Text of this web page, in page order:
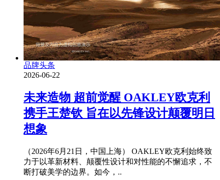
品牌头条
2026-06-22
未来造物 超前觉醒 OAKLEY欧克利
携手王楚钦 旨在以先锋设计颠覆明日
想象
（2026年6月21日，中国上海） OAKLEY欧克利始终致
力于以革新材料、颠覆性设计和对性能的不懈追求，不
断打破美学的边界。如今，..